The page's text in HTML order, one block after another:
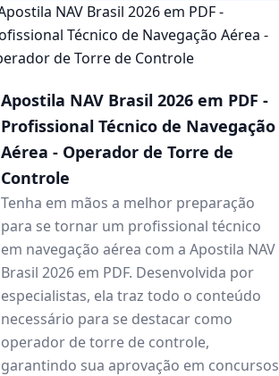
Apostila NAV Brasil 2026 em PDF -
Profissional Técnico de Navegação
Aérea - Operador de Torre de
Controle
Tenha em mãos a melhor preparação
para se tornar um profissional técnico
em navegação aérea com a Apostila NAV
Brasil 2026 em PDF. Desenvolvida por
especialistas, ela traz todo o conteúdo
necessário para se destacar como
operador de torre de controle,
garantindo sua aprovação em concursos